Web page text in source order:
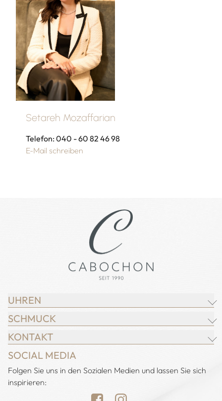
Setareh Mozaffarian
Telefon: 040 - 60 82 46 98
E-Mail schreiben
UHREN
BREITLING
CHOPARD
IWC SCHAFFHAUSEN
JACOB & CO.
LONGINES
SCHMUCK
JUWELIER CABOCHON
CHOPARD
DEMEGLIO
KONTAKT
Adresse:
Juwelier Cabochon
Alstertal EKZ, Heegbarg 31
SOCIAL MEDIA
Folgen Sie uns in den Sozialen Medien und lassen Sie sich
inspirieren: